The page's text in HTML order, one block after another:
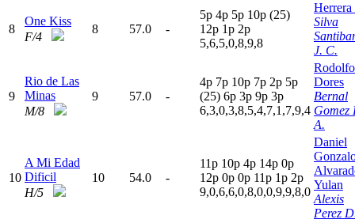
8
One Kiss
F/4
8 57.0 -
5p 4p 5p 10p (25)
12p 1p 2p
5,6,5,0,8,9,8
Herrera
Silva
J. C.
9
Rio de Las
Minas
M/8
9 57.0 -
4p 7p 10p 7p 2p 5p
(25) 6p 3p 9p 3p
6,3,0,3,8,5,4,7,1,7,9,4
Rodolfo
Dores
Bernal
Gomez
A.
10
A Mi Edad
Dificil
H/5
10 54.0 -
11p 10p 4p 14p 0p
12p 0p 0p 11p 1p 2p
9,0,6,6,0,8,0,0,9,9,8,0
Daniel
Yulan
Alexis
Perez